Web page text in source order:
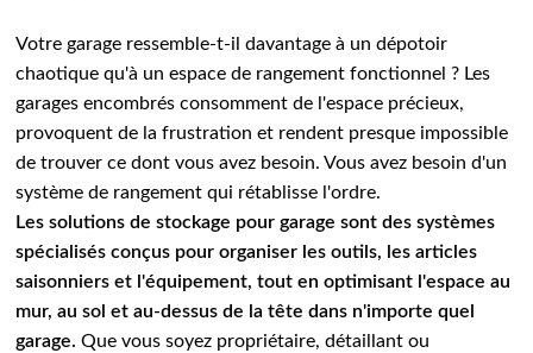
Votre garage ressemble-t-il davantage à un dépotoir
chaotique qu'à un espace de rangement fonctionnel ? Les
garages encombrés consomment de l'espace précieux,
provoquent de la frustration et rendent presque impossible
de trouver ce dont vous avez besoin. Vous avez besoin d'un
système de rangement qui rétablisse l'ordre.
Les solutions de stockage pour garage sont des systèmes
spécialisés conçus pour organiser les outils, les articles
saisonniers et l'équipement, tout en optimisant l'espace au
mur, au sol et au-dessus de la tête dans n'importe quel
garage. Que vous soyez propriétaire, détaillant ou